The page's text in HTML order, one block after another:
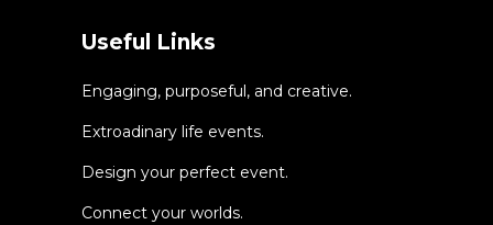
Useful Links
Engaging, purposeful, and creative.
Extroadinary life events.
Design your perfect event.
Connect your worlds.